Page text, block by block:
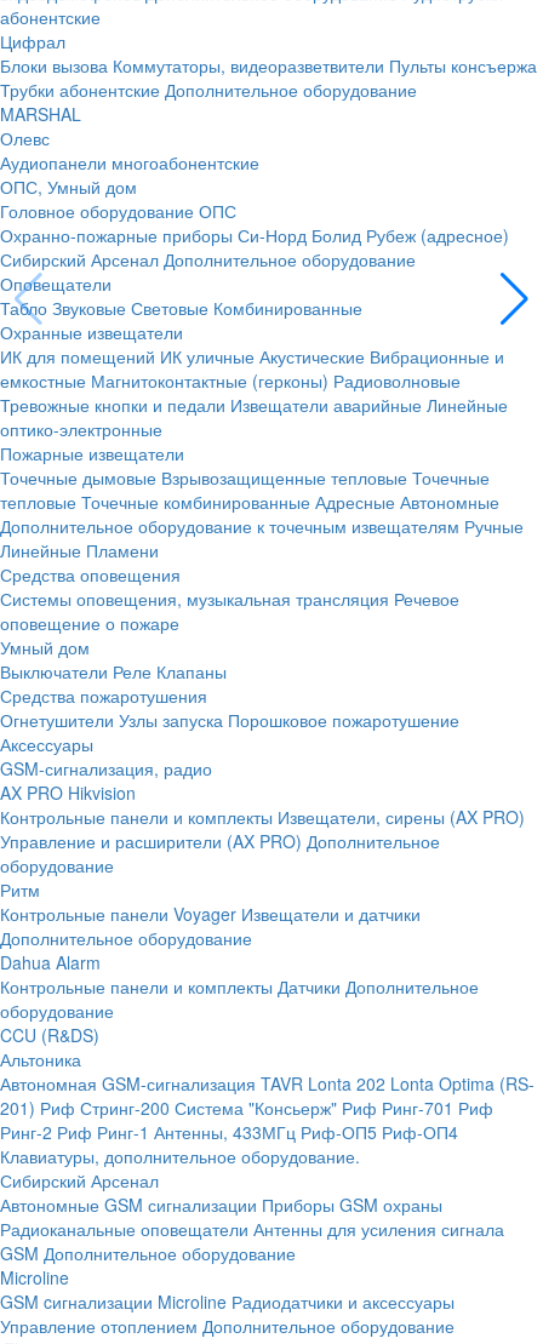
абонентские
Цифрал
Блоки вызова Коммутаторы, видеоразветвители Пульты консъержа
Трубки абонентские Дополнительное оборудование
MARSHAL
Олевс
Аудиопанели многоабонентские
ОПС, Умный дом
Головное оборудование ОПС
Охранно-пожарные приборы Си-Норд Болид Рубеж (адресное)
Сибирский Арсенал Дополнительное оборудование
Оповещатели
Табло Звуковые Световые Комбинированные
Охранные извещатели
ИК для помещений ИК уличные Акустические Вибрационные и
емкостные Магнитоконтактные (герконы) Радиоволновые
Тревожные кнопки и педали Извещатели аварийные Линейные
оптико-электронные
Пожарные извещатели
Точечные дымовые Взрывозащищенные тепловые Точечные
тепловые Точечные комбинированные Адресные Автономные
Дополнительное оборудование к точечным извещателям Ручные
Линейные Пламени
Средства оповещения
Системы оповещения, музыкальная трансляция Речевое
оповещение о пожаре
Умный дом
Выключатели Реле Клапаны
Средства пожаротушения
Огнетушители Узлы запуска Порошковое пожаротушение
Аксессуары
GSM-сигнализация, радио
AX PRO Hikvision
Контрольные панели и комплекты Извещатели, сирены (AX PRO)
Управление и расширители (AX PRO) Дополнительное
оборудование
Ритм
Контрольные панели Voyager Извещатели и датчики
Дополнительное оборудование
Dahua Alarm
Контрольные панели и комплекты Датчики Дополнительное
оборудование
CCU (R&DS)
Альтоника
Автономная GSM-сигнализация TAVR Lonta 202 Lonta Optima (RS-
201) Риф Стринг-200 Система "Консьерж" Риф Ринг-701 Риф
Ринг-2 Риф Ринг-1 Антенны, 433МГц Риф-ОП5 Риф-ОП4
Клавиатуры, дополнительное оборудование.
Сибирский Арсенал
Автономные GSM сигнализации Приборы GSM охраны
Радиоканальные оповещатели Антенны для усиления сигнала
GSM Дополнительное оборудование
Microline
GSM cигнализации Microline Радиодатчики и аксессуары
Управление отоплением Дополнительное оборудование